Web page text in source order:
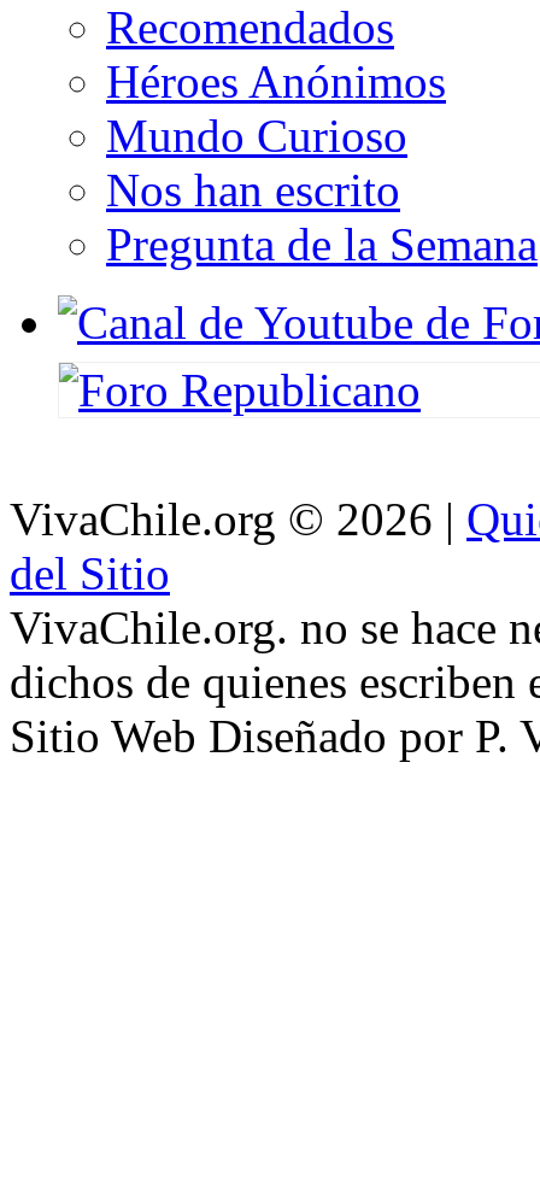
Recomendados
Héroes Anónimos
Mundo Curioso
Nos han escrito
Pregunta de la Semana
VivaChile.org © 2026 |
del Sitio
VivaChile.org. no se hace
dichos de quienes escriben
Sitio Web Diseñado por